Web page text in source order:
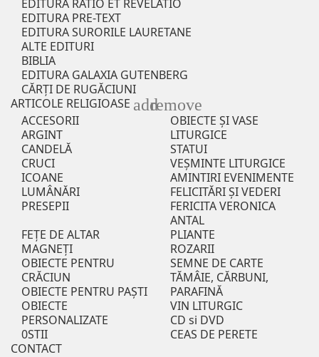
EDITURA RATIO ET REVELATIO
EDITURA PRE-TEXT
EDITURA SURORILE LAURETANE
ALTE EDITURI
BIBLIA
EDITURA GALAXIA GUTENBERG
CĂRȚI DE RUGĂCIUNI
ARTICOLE RELIGIOASE addremove
ACCESORII
ARGINT
CANDELĂ
CRUCI
ICOANE
LUMÂNĂRI
PRESEPII
OBIECTE ȘI VASE
LITURGICE
STATUI
VEȘMINTE LITURGICE
AMINTIRI EVENIMENTE
FELICITĂRI ȘI VEDERI
FERICITA VERONICA
ANTAL
FEȚE DE ALTAR
MAGNEȚI
OBIECTE PENTRU
CRĂCIUN
OBIECTE PENTRU PAȘTI
OBIECTE
PERSONALIZATE
0STII
PLIANTE
ROZARII
SEMNE DE CARTE
TĂMÂIE, CĂRBUNI,
PARAFINĂ
VIN LITURGIC
CD si DVD
CEAS DE PERETE
CONTACT